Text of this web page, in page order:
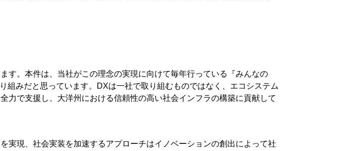
す。本件は、当社がこの理念の実現に向けて毎年行っている『みんなの
みだと思っています。DXは一社で取り組むものではなく、エコシステム
力で支援し、大洋州における信頼性の高い社会インフラの構築に貢献して
実現、社会実装を加速するアプローチはイノベーションの創出によって社